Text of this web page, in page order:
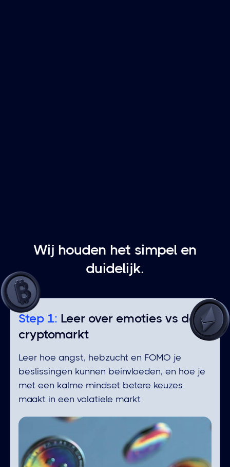
Wij houden het simpel en
duidelijk.
Step 1: Leer over emoties vs de
cryptomarkt
Leer hoe angst, hebzucht en FOMO je
beslissingen kunnen beinvloeden, en hoe je
met een kalme mindset betere keuzes
maakt in een volatiele markt